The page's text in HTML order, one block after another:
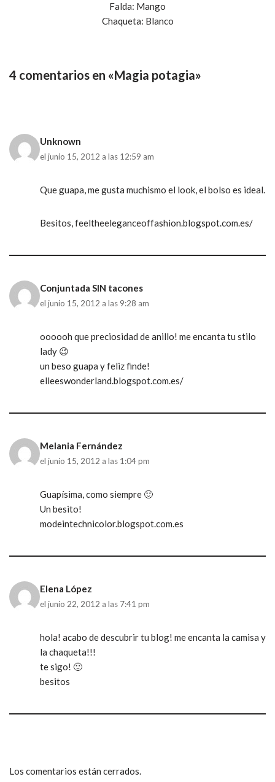
Falda: Mango
Chaqueta: Blanco
4 comentarios en «Magia potagia»
Unknown
el junio 15, 2012 a las 12:59 am
Que guapa, me gusta muchismo el look, el bolso es ideal.
Besitos, feeltheeleganceoffashion.blogspot.com.es/
Conjuntada SIN tacones
el junio 15, 2012 a las 9:28 am
oooooh que preciosidad de anillo! me encanta tu stilo
lady 😉
un beso guapa y feliz finde!
elleeswonderland.blogspot.com.es/
Melania Fernández
el junio 15, 2012 a las 1:04 pm
Guapísima, como siempre 🙂
Un besito!
modeintechnicolor.blogspot.com.es
Elena López
el junio 22, 2012 a las 7:41 pm
hola! acabo de descubrir tu blog! me encanta la camisa y
la chaqueta!!!
te sigo! 🙂
besitos
Los comentarios están cerrados.